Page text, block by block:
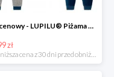
Hit cenowy - LUPILU® Piżama welurowa chłopięca, 1 komplet
zł
*najniższa cena z 30 dni przed obniżką